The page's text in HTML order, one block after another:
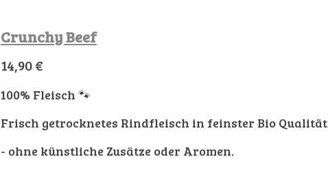
Crunchy Beef
14,90 €
100% Fleisch 🐾
Frisch getrocknetes Rindfleisch in feinster Bio Qualität
- ohne künstliche Zusätze oder Aromen.